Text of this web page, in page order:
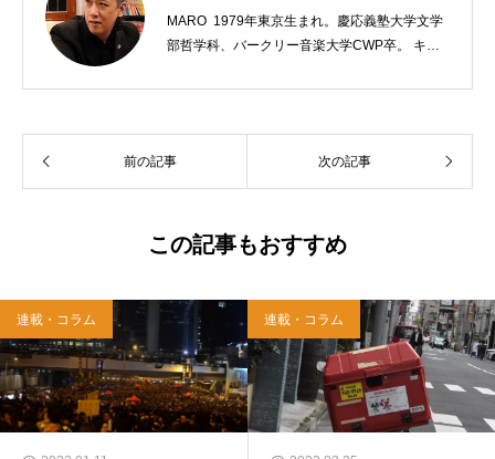
MARO 1979年東京生まれ。慶応義塾大学文学
部哲学科、バークリー音楽大学CWP卒。 キリ
う宗教法人専門の行政書士。2020年7月よりク
「上馬キリスト教会（@kamiumach）」の運営
を行う「まじめ担当」。 著書に『聖書を読んだ
西洋哲学超入門〜』（日本実業出版）、『人生
イヤモンド社）、『世界一ゆるい聖書入門』、
『世界一ゆるい聖書教室』（「ふざけ担当」LE
ONとの共著、講談社）などがある。新著<a hr
ef="https://amzn.to/376F9aC">『ふっと心がラ
クになる 眠れぬ夜の聖書のことば』（大和書
房）</a>２０２２年３月１５日発売。
前の記事 次の記事
この記事もおすすめ
連載・コラム 連載・コラム